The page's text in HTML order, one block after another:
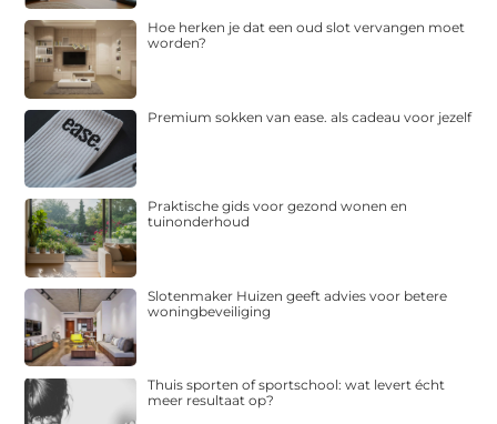
Hoe herken je dat een oud slot vervangen moet
worden?
Premium sokken van ease. als cadeau voor jezelf
Praktische gids voor gezond wonen en
tuinonderhoud
Slotenmaker Huizen geeft advies voor betere
woningbeveiliging
Thuis sporten of sportschool: wat levert écht
meer resultaat op?